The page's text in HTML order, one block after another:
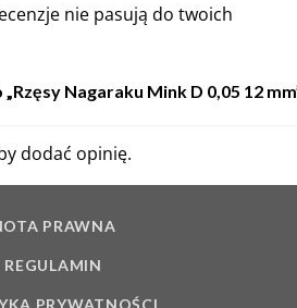
nie pasują do twoich
Nagaraku Mink D 0,05 12
dodać opinię.
PRAWNA
REGULAMIN